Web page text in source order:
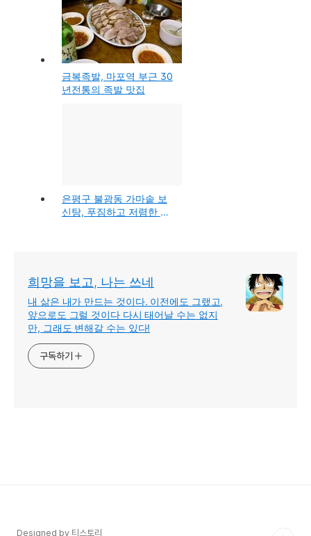
금복족발, 마포역 부근 30
년전통의 족발 맛집
은평구 불광동 가마솥 보
신탕, 푸짐하고 저렴한 사
희망을 보고, 나는 쓰네
내 삶은 내가 만드는 것이다. 이전에도 그랬고,
앞으로도 그럴 것이다 다시 태어날 수는 없지
만, 그래도 변해갈 수는 있다!
구독하기
Designed by 티스토리